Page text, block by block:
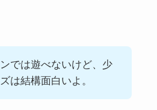
では遊べないけど、少
は結構面白いよ。